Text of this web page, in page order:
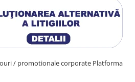
/ promotionale corporate Platforma